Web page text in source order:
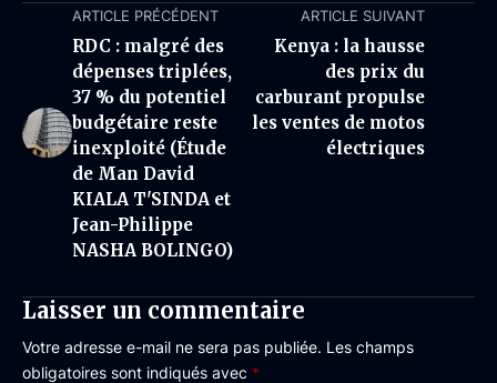
ARTICLE PRÉCÉDENT
RDC : malgré des
dépenses triplées,
37 % du potentiel
budgétaire reste
inexploité (Étude
de Man David
KIALA T'SINDA et
Jean-Philippe
NASHA BOLINGO)
ARTICLE SUIVANT
Kenya : la hausse
des prix du
carburant propulse
les ventes de motos
électriques
Laisser un commentaire
Votre adresse e-mail ne sera pas publiée. Les champs
obligatoires sont indiqués avec *